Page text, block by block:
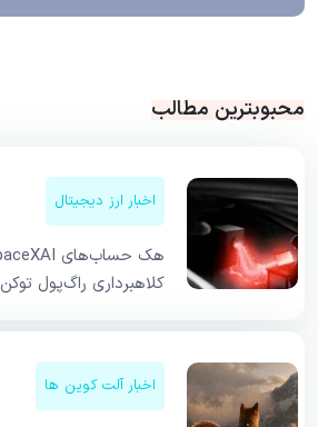
محبوبترین مطالب
اخبار ارز دیجیتال
کلاهبرداری راگ‌پول توکن SCATMAN
اخبار آلت کوین ها